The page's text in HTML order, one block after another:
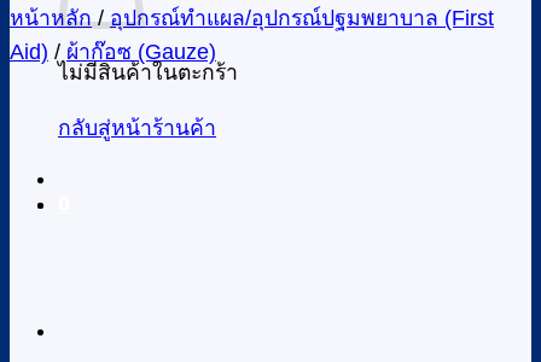
ไม่มีสินค้าในตะกร้า
กลับสู่หน้าร้านค้า
หน้าหลัก / อุปกรณ์ทำแผล/อุปกรณ์ปฐมพยาบาล (First
Aid) / ผ้าก๊อซ (Gauze)